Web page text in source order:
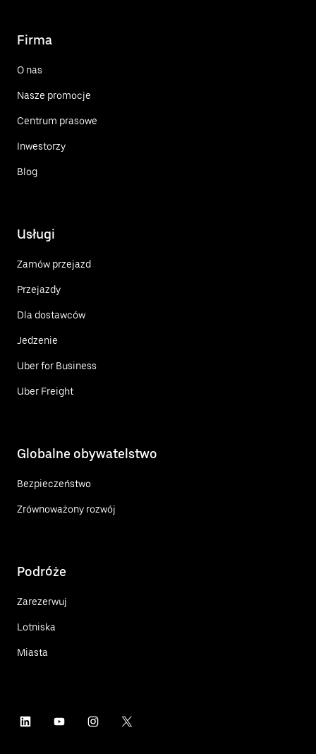
Firma
O nas
Nasze promocje
Centrum prasowe
Inwestorzy
Blog
Usługi
Zamów przejazd
Przejazdy
Dla dostawców
Jedzenie
Uber for Business
Uber Freight
Globalne obywatelstwo
Bezpieczeństwo
Zrównoważony rozwój
Podróże
Zarezerwuj
Lotniska
Miasta